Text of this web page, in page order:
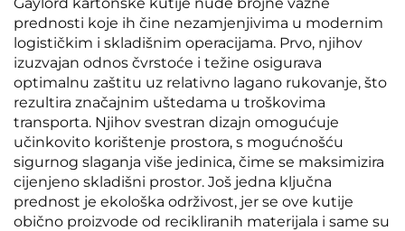
prednosti koje ih čine nezamjenjivima u modernim
logističkim i skladišnim operacijama. Prvo, njihov
izuzvajan odnos čvrstoće i težine osigurava
optimalnu zaštitu uz relativno lagano rukovanje, što
rezultira značajnim uštedama u troškovima
transporta. Njihov svestran dizajn omogućuje
učinkovito korištenje prostora, s mogućnošću
sigurnog slaganja više jedinica, čime se maksimizira
cijenjeno skladišni prostor. Još jedna ključna
prednost je ekološka održivost, jer se ove kutije
obično proizvode od recikliranih materijala i same su